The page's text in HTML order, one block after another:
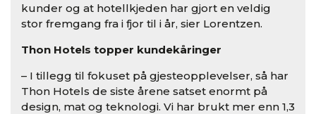
kunder og at hotellkjeden har gjort en veldig
stor fremgang fra i fjor til i år, sier Lorentzen.
Thon Hotels topper kundekåringer
– I tillegg til fokuset på gjesteopplevelser, så har
Thon Hotels de siste årene satset enormt på
design, mat og teknologi. Vi har brukt mer enn 1,3